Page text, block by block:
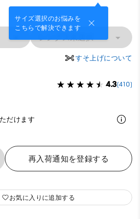
サイズ選択のお悩みを
こちらで解決できます
レングス未選択
すそ上げについて
4.3(410)
だけます
再入荷通知を登録する
お気に入りに追加する